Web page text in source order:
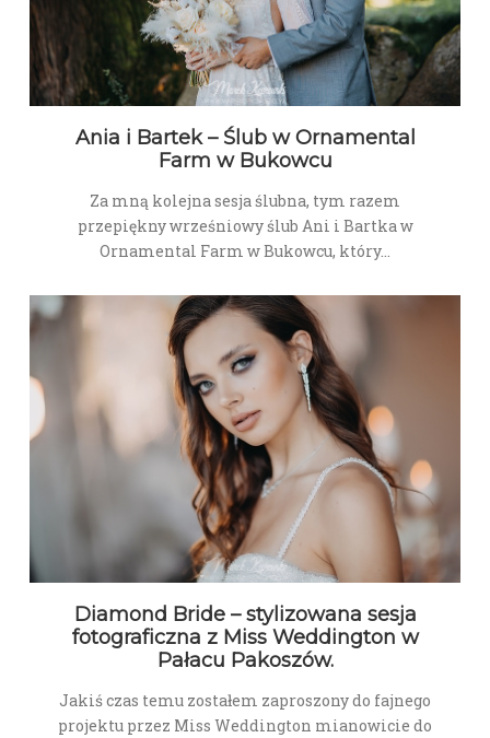
Ania i Bartek – Ślub w Ornamental
Farm w Bukowcu
Za mną kolejna sesja ślubna, tym razem
przepiękny wrześniowy ślub Ani i Bartka w
Ornamental Farm w Bukowcu, który…
Diamond Bride – stylizowana sesja
fotograficzna z Miss Weddington w
Pałacu Pakoszów.
Jakiś czas temu zostałem zaproszony do fajnego
projektu przez Miss Weddington mianowicie do